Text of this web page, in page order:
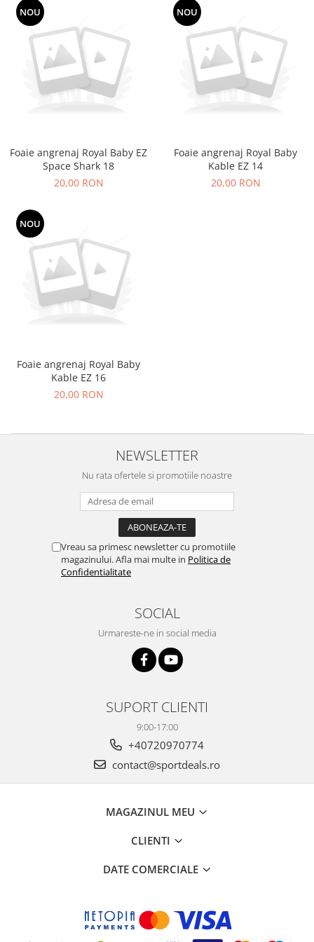
RECUPERARE SI INGRIJIRE
SEPCI /CACIULI / BANDANE
BANDANE
CACIULI
MASTI/CAGULE
NOU
Foaie angrenaj Royal Baby EZ
Space Shark 18
20,00 RON
NOU
Foaie angrenaj Royal Baby
Kable EZ 14
20,00 RON
NOU
Foaie angrenaj Royal Baby
Kable EZ 16
20,00 RON
NEWSLETTER
Nu rata ofertele si promotiile noastre
Vreau sa primesc newsletter cu promotiile
magazinului. Afla mai multe in Politica de
Confidentialitate
SOCIAL
Urmareste-ne in social media
SUPORT CLIENTI
9:00-17:00
+40720970774
contact@sportdeals.ro
MAGAZINUL MEU
CLIENTI
DATE COMERCIALE